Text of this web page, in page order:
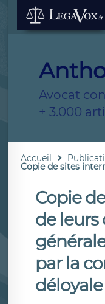
Avocat
+ 3.000
Accueil
Copie de sites
Copie
de
par la
déloyale